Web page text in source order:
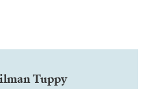
Tuppy